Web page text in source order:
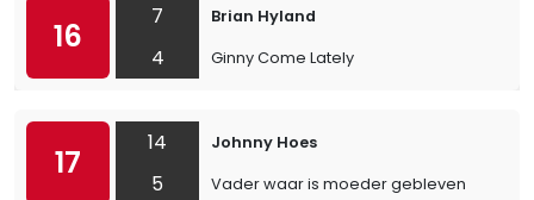
16
7
4
Brian Hyland
Ginny Come Lately
17
14
5
Johnny Hoes
Vader waar is moeder gebleven